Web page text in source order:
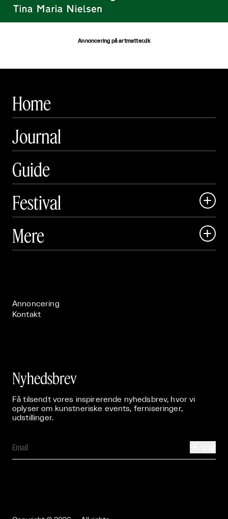
Annoncering på artmatter.dk
Home
Journal
Guide
Festival

 Art Matter Festival
Mere 
Annoncering
Kontakt
Nyhedsbrev
Få tilsendt vores inspirerende nyhedsbrev, hvor vi
oplyser om kunstneriske events, ferniseringer,
udstillinger.